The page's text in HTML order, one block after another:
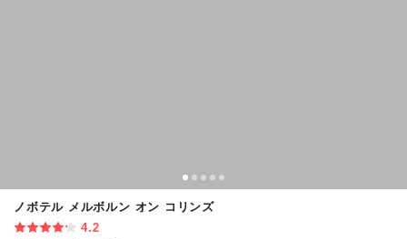
ノボテル メルボルン オン コリンズ
4.2